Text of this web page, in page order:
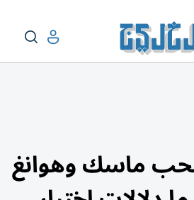
ماسك وهوانغ